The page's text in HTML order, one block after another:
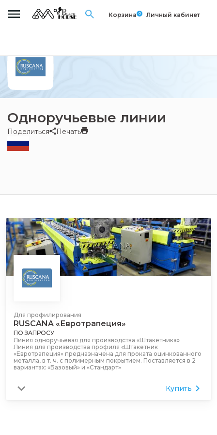
Корзина 0 Личный кабинет
Одноручьевые линии
Поделиться Печать
Для профилирования
RUSCANA «Евротрапеция»
ПО ЗАПРОСУ
Линия одноручьевая для производства «Штакетника»
Линия для производства профиля «Штакетник
«Евротрапеция» предназначена для проката оцинкованного
металла, в т. ч. с полимерным покрытием. Поставляется в 2
вариантах: «Базовый» и «Стандарт»
Параметры обрабатываемого материала: Купить